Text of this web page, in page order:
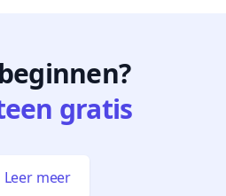
gratis
Leer meer